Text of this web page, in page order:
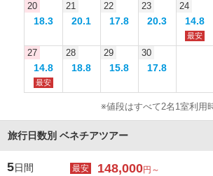
20
18.3
21
20.1
22
17.8
23
20.3
24
14.8
最安
27
14.8
最安
28
18.8
29
15.8
30
17.8
※値段はすべて2名1室利用
旅行日数別 ベネチアツアー
5日間 最安 148,000円～